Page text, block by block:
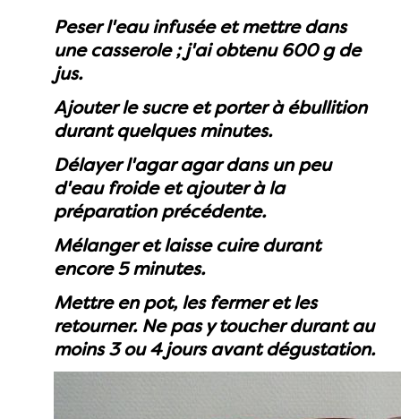
Peser l'eau infusée et mettre dans
une casserole ; j'ai obtenu 600 g de
jus.
Ajouter le sucre et porter à ébullition
durant quelques minutes.
Délayer l'agar agar dans un peu
d'eau froide et ajouter à la
préparation précédente.
Mélanger et laisse cuire durant
encore 5 minutes.
Mettre en pot, les fermer et les
retourner. Ne pas y toucher durant au
moins 3 ou 4 jours avant dégustation.